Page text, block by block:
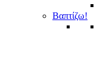
Βαπτίζω!